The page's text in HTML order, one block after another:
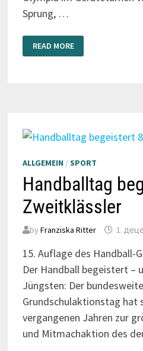
Sprung, …
TURNEN
MIT
TEAMGEIST
READ MORE
ALLGEMEIN / SPORT
Handballtag
Zweitklässler
by Franziska Ritter 1.
15. Auflage des Handball-
Der Handball begeistert –
Jüngsten: Der
Grundschulaktionstag hat
vergangenen Jahren zur
und Mitmachaktion des